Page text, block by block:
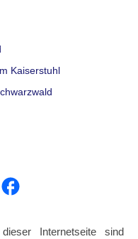
Kaiserstuhl
Internetseite sind